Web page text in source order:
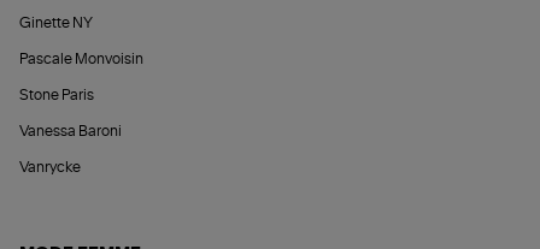
Ginette NY
Pascale Monvoisin
Stone Paris
Vanessa Baroni
Vanrycke